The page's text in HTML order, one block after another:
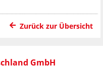
Zurück zur Übersicht
GmbH